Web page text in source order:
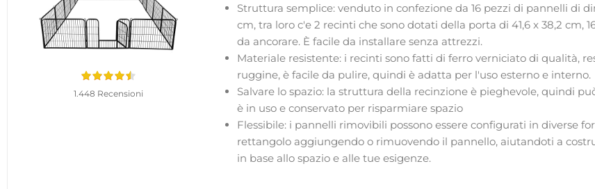
1.448 Recensioni
Struttura semplice: venduto in confezione da 16 pezzi di pannelli di
cm, tra loro c'e 2 recinti che sono dotati della porta di 41,6 x 38,2 cm,
da ancorare. È facile da installare senza attrezzi.
Materiale resistente: i recinti sono fatti di ferro verniciato di qualità,
ruggine, è facile da pulire, quindi è adatta per l'uso esterno e interno.
Salvare lo spazio: la struttura della recinzione è pieghevole, quindi
è in uso e conservato per risparmiare spazio
Flessibile: i pannelli rimovibili possono essere configurati in diverse
rettangolo aggiungendo o rimuovendo il pannello, aiutandoti a
in base allo spazio e alle tue esigenze.